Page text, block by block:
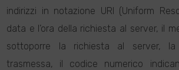
indirizzi in notazione URI (Uniform
data e l’ora della richiesta al server, il
sottoporre la richiesta al server,
trasmessa, il codice numerico